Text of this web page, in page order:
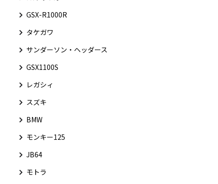
GSX-R1000R
タケガワ
サンダーソン・ヘッダース
GSX1100S
レガシィ
スズキ
BMW
モンキー125
JB64
モトラ